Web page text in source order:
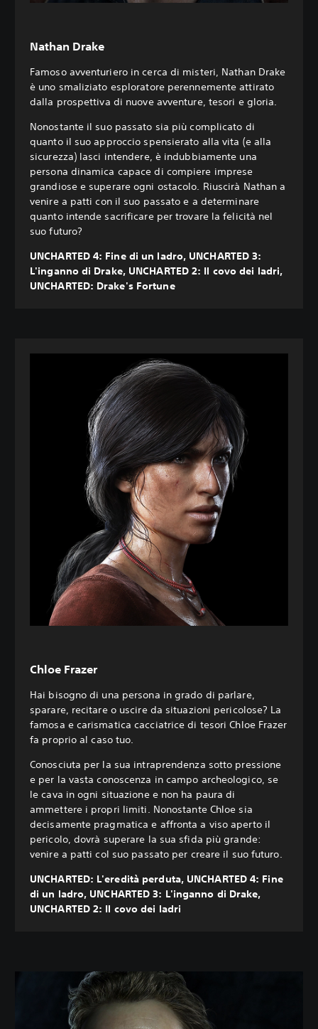
Nathan Drake
Famoso avventuriero in cerca di misteri, Nathan Drake
è uno smaliziato esploratore perennemente attirato
dalla prospettiva di nuove avventure, tesori e gloria.
Nonostante il suo passato sia più complicato di
quanto il suo approccio spensierato alla vita (e alla
sicurezza) lasci intendere, è indubbiamente una
persona dinamica capace di compiere imprese
grandiose e superare ogni ostacolo. Riuscirà Nathan a
venire a patti con il suo passato e a determinare
quanto intende sacrificare per trovare la felicità nel
suo futuro?
UNCHARTED 4: Fine di un ladro, UNCHARTED 3:
L'inganno di Drake, UNCHARTED 2: Il covo dei ladri,
UNCHARTED: Drake's Fortune
Chloe Frazer
Hai bisogno di una persona in grado di parlare,
sparare, recitare o uscire da situazioni pericolose? La
famosa e carismatica cacciatrice di tesori Chloe Frazer
fa proprio al caso tuo.
Conosciuta per la sua intraprendenza sotto pressione
e per la vasta conoscenza in campo archeologico, se
le cava in ogni situazione e non ha paura di
ammettere i propri limiti. Nonostante Chloe sia
decisamente pragmatica e affronta a viso aperto il
pericolo, dovrà superare la sua sfida più grande:
venire a patti col suo passato per creare il suo futuro.
UNCHARTED: L'eredità perduta, UNCHARTED 4: Fine
di un ladro, UNCHARTED 3: L'inganno di Drake,
UNCHARTED 2: Il covo dei ladri